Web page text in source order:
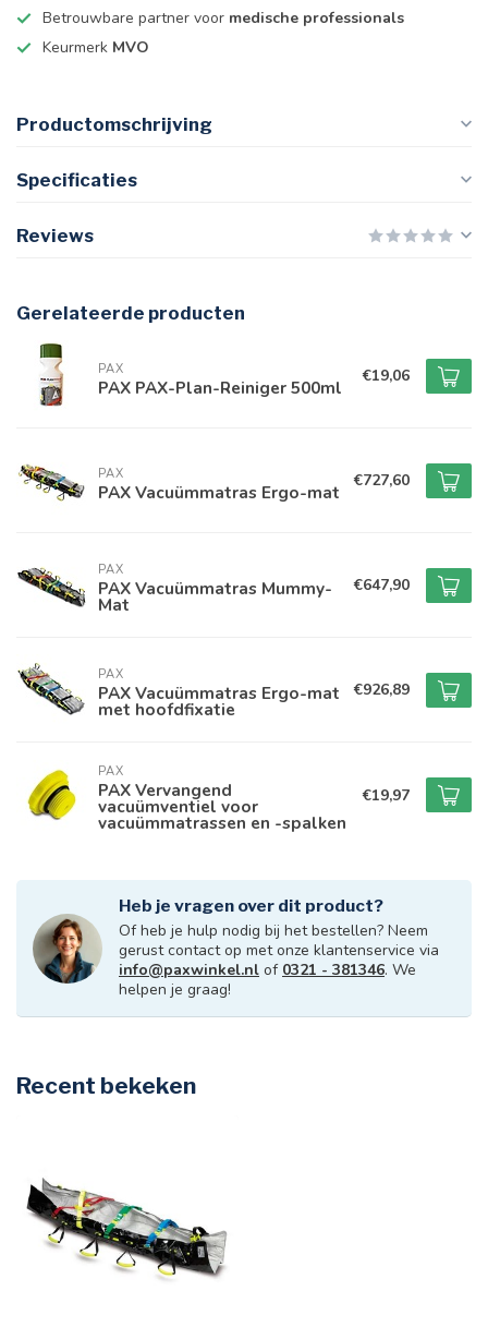
Betrouwbare partner voor medische professionals
Keurmerk MVO
Productomschrijving
Specificaties
Reviews
Gerelateerde producten
PAX
PAX PAX-Plan-Reiniger 500ml €19,06
PAX
PAX Vacuümmatras Ergo-mat €727,60
PAX
PAX Vacuümmatras Mummy-
Mat
€647,90
PAX
PAX Vacuümmatras Ergo-mat
met hoofdfixatie
€926,89
PAX
PAX Vervangend
vacuümventiel voor
vacuümmatrassen en -spalken
€19,97
Heb je vragen over dit product?
Of heb je hulp nodig bij het bestellen? Neem
gerust contact op met onze klantenservice via
info@paxwinkel.nl of 0321 - 381346. We
helpen je graag!
Recent bekeken